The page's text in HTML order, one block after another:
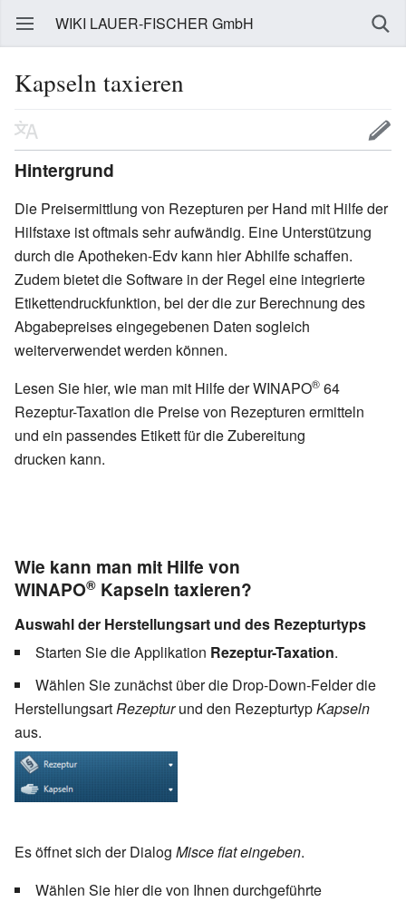
WIKI LAUER-FISCHER GmbH
Kapseln taxieren
Hintergrund
Die Preisermittlung von Rezepturen per Hand mit Hilfe der
Hilfstaxe ist oftmals sehr aufwändig. Eine Unterstützung
durch die Apotheken-Edv kann hier Abhilfe schaffen.
Zudem bietet die Software in der Regel eine integrierte
Etikettendruckfunktion, bei der die zur Berechnung des
Abgabepreises eingegebenen Daten sogleich
weiterverwendet werden können.
Lesen Sie hier, wie man mit Hilfe der WINAPO® 64
Rezeptur-Taxation die Preise von Rezepturen ermitteln
und ein passendes Etikett für die Zubereitung
drucken kann.
Wie kann man mit Hilfe von
WINAPO® Kapseln taxieren?
Auswahl der Herstellungsart und des Rezepturtyps
Starten Sie die Applikation Rezeptur-Taxation.
Wählen Sie zunächst über die Drop-Down-Felder die
HerstellungsartRezepturund den RezepturtypKapseln
aus.
Es öffnet sich der Dialog Misce fiat eingeben.
Wählen Sie hier die von Ihnen durchgeführte